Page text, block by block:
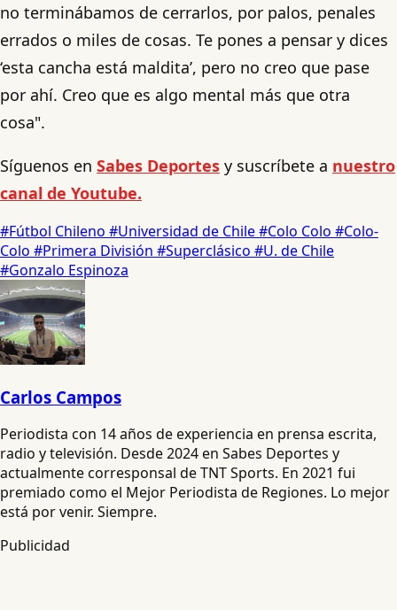
no terminábamos de cerrarlos, por palos, penales
errados o miles de cosas. Te pones a pensar y dices
‘esta cancha está maldita’, pero no creo que pase
por ahí. Creo que es algo mental más que otra
cosa".
Síguenos en Sabes Deportes y suscríbete a nuestro
canal de Youtube.
#Fútbol Chileno #Universidad de Chile#Colo Colo #Colo-
Colo #Primera División #Superclásico #U. de Chile
#Gonzalo Espinoza
Carlos Campos
Periodista con 14 años de experiencia en prensa escrita,
radio y televisión. Desde 2024 en Sabes Deportes y
actualmente corresponsal de TNT Sports. En 2021 fui
premiado como el Mejor Periodista de Regiones. Lo mejor
está por venir. Siempre.
Publicidad